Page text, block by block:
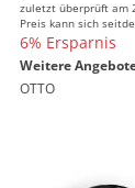
zuletzt überprüft am
Preis kann sich
6% Ersparnis
Weitere
OTTO